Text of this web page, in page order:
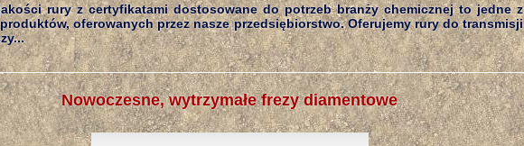
rury z certyfikatami dostosowane do potrzeb branży chemicznej to jedne z
oferowanych przez nasze przedsiębiorstwo. Oferujemy rury do transmisji
Nowoczesne, wytrzymałe frezy diamentowe